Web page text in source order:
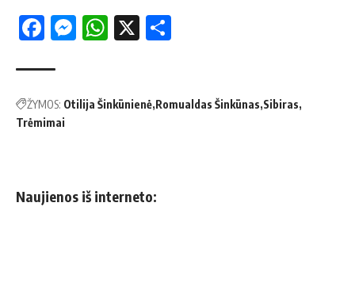
Facebook
Messenger
WhatsApp
X
ŽYMOS: Otilija Šinkūnienė Romualdas Šinkūnas Sibiras
Trėmimai
Naujienos iš interneto: